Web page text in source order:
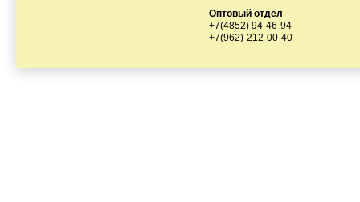
Оптовый отдел
+7(4852) 94-46-94
+7(962)-212-00-40